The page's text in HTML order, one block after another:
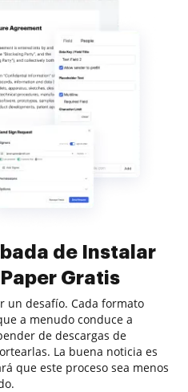
de Instalar
Gratis
un desafío. Cada formato
a menudo conduce a
de descargas de
La buena noticia es
que este proceso sea menos